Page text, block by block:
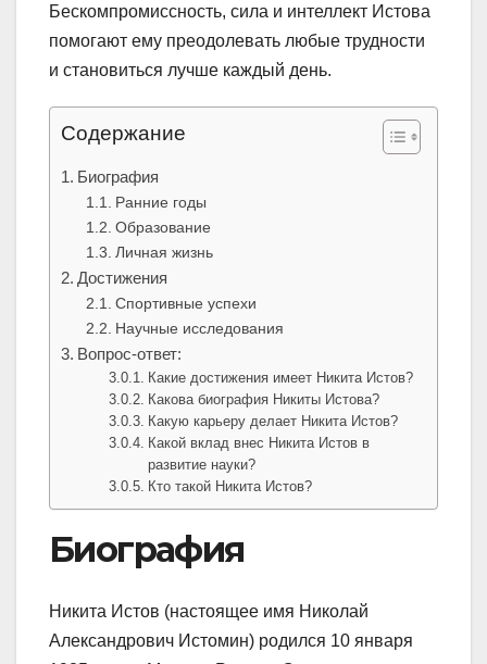
Бескомпромиссность, сила и интеллект Истова
помогают ему преодолевать любые трудности
и становиться лучше каждый день.
Содержание
Биография
Ранние годы
Образование
Личная жизнь
Достижения
Спортивные успехи
Научные исследования
Вопрос-ответ:
Какие достижения имеет Никита Истов?
Какова биография Никиты Истова?
Какую карьеру делает Никита Истов?
Какой вклад внес Никита Истов в
развитие науки?
Кто такой Никита Истов?
Биография
Никита Истов (настоящее имя Николай
Александрович Истомин) родился 10 января